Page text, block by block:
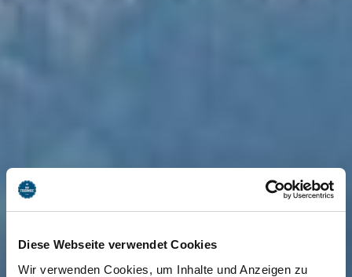
Diese Webseite verwendet Cookies
Wir verwenden Cookies, um Inhalte und Anzeigen zu